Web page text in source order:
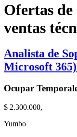
Ofertas de
ventas
Analista de
Microsoft
Ocupar
$ 2.300.000,
Yumbo